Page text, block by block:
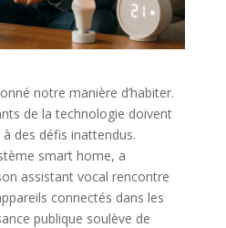
notre manière d’habiter.
de la technologie doivent
des défis inattendus.
smart home, a
assistant vocal rencontre
connectés dans les
publique soulève de